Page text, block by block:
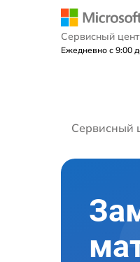
Сервисный
Ежедневно с 9:00
Сервисный